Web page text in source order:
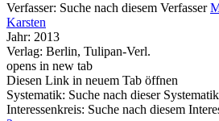
Verfasser: Suche nach diesem Verfasser
Karsten
Jahr: 2013
Verlag: Berlin, Tulipan-Verl.
opens in new tab
Diesen Link in neuem Tab öffnen
Systematik: Suche nach dieser Systematik
Interessenkreis: Suche nach diesem